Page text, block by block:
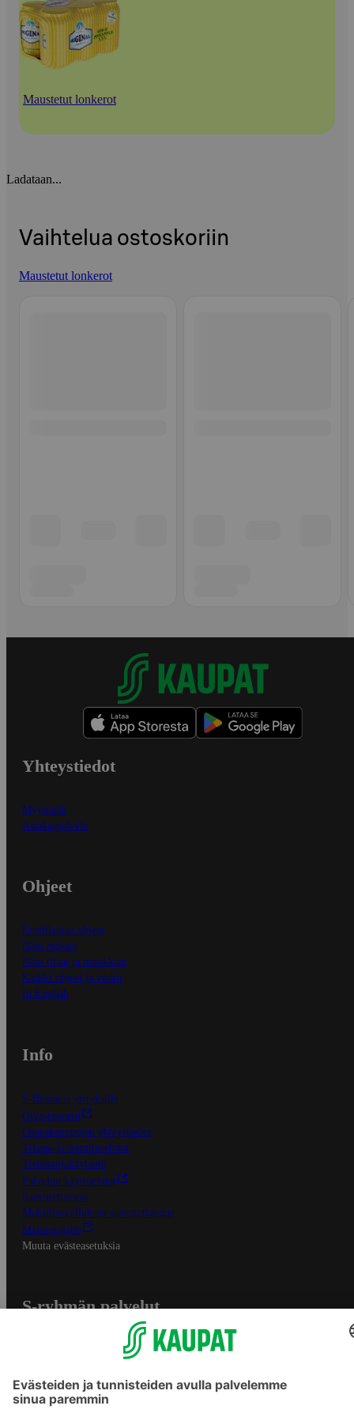
Maustetut lonkerot
Ladataan...
Vaihtelua ostoskoriin
Maustetut lonkerot
Yhteystiedot
Myymälät
Asiakaspalvelu
Ohjeet
Ensitilaajan ohjeet
Näin maksat
Näin tilaat ja muokkaat
Kaikki ohjeet ja vinkit
In English
Info
S-Business yrityksille
Oiva-raportit
Osuuskauppojen yhteystiedot
Tilaus- ja toimitusehdot
Tietosuojakäytäntö
Palvelun käyttöehdot
Saavutettavuus
Mobiilisovelluksen saavutettavuus
Mainostajalle
Muuta evästeasetuksia
S-ryhmän palvelut
Yhteishyvä Ruoka -sovellus
S-ostoslista -sovellus